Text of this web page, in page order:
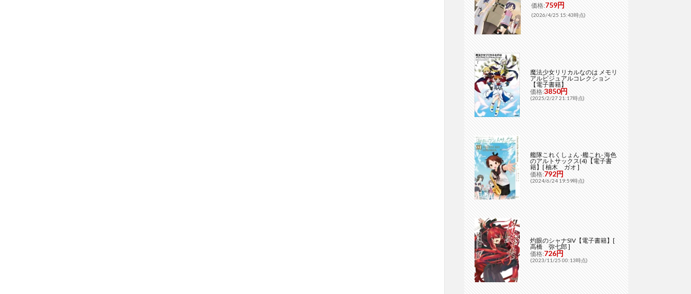
価格:759円
(2026/4/25 15:43時点)
魔法少女リリカルなのは メモリ
アルビジュアルコレクション
【電子書籍】
価格:3850円
(2025/2/27 21:17時点)
艦隊これくしょん -艦これ- 海色
のアルトサックス(4)【電子書
籍】[ 柚木 ガオ ]
価格:792円
(2024/6/24 19:59時点)
灼眼のシャナSIV【電子書籍】[
高橋 弥七郎 ]
価格:726円
(2023/11/25 00:13時点)